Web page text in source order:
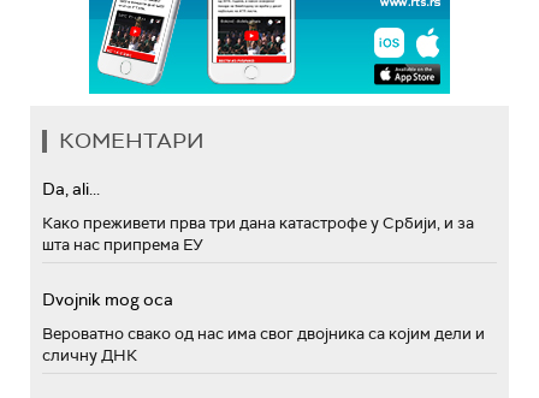
КОМЕНТАРИ
Da, ali...
Како преживети прва три дана катастрофе у Србији, и за
шта нас припрема ЕУ
Dvojnik mog oca
Вероватно свако од нас има свог двојника са којим дели и
сличну ДНК